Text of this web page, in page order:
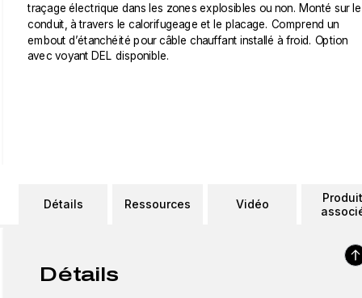
traçage électrique dans les zones explosibles ou non. Monté sur le
conduit, à travers le calorifugeage et le placage. Comprend un
embout d’étanchéité pour câble chauffant installé à froid. Option
avec voyant DEL disponible.
Détails Ressources Vidéo
Détails